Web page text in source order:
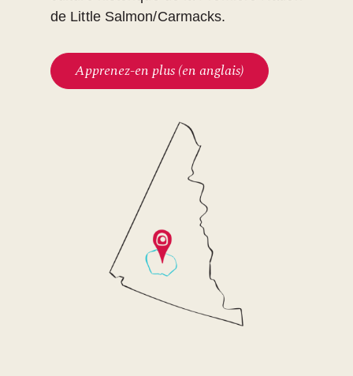
de Little Salmon/Carmacks.
Apprenez-en plus (en anglais)